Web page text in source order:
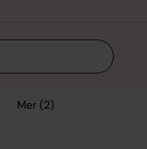
Mer (2)